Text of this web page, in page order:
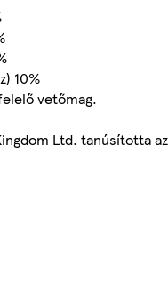
10%
vetőmag.
Ltd. tanúsította az